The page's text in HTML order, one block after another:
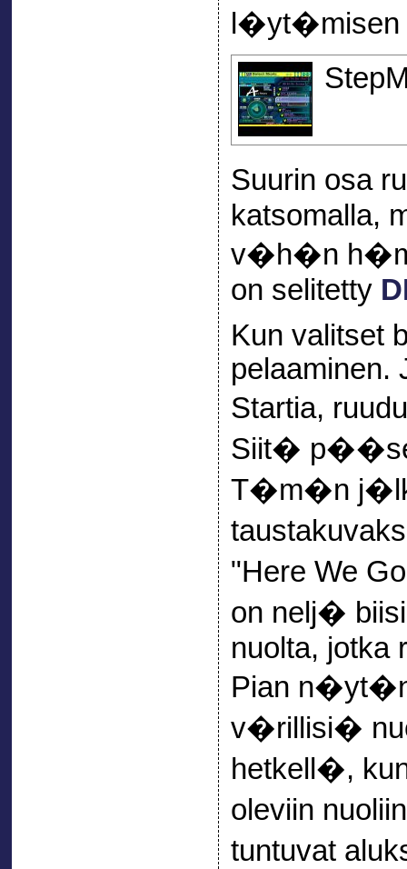
l�yt�misen
Suurin osa
katsomalla,
v�h�n
on selitetty
Kun valitset
pelaaminen.
Startia,
Siit�
T�m�n
"Here We
on nelj�
nuolta, jotka
Pian
v�rillisi�
hetkell�,
oleviin
tuntuvat